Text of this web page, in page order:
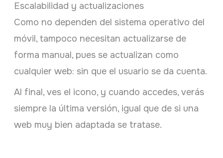
Escalabilidad y actualizaciones
Como no dependen del sistema operativo del
móvil, tampoco necesitan actualizarse de
forma manual, pues se actualizan como
cualquier web: sin que el usuario se da cuenta.
Al final, ves el icono, y cuando accedes, verás
siempre la última versión, igual que de si una
web muy bien adaptada se tratase.